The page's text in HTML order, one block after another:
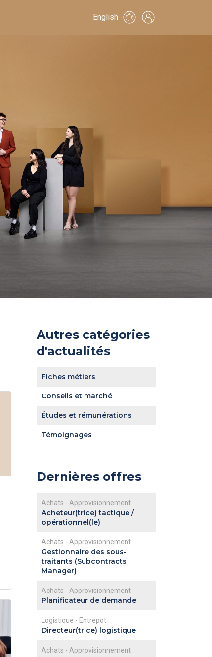
English
Autres catégories
d'actualités
Fiches métiers
Conseils et marché
Études et rémunérations
Témoignages
Dernières offres
Achats - Approvisionnement
Acheteur(trice) tactique /
opérationnel(le)
Achats - Approvisionnement
Gestionnaire des sous-
traitants (Subcontracts
Manager)
Achats - Approvisionnement
Planificateur de demande
Logistique - Entrepot
Directeur(trice) logistique
Achats - Approvisionnement